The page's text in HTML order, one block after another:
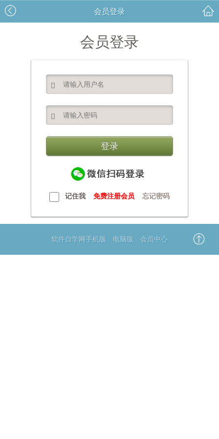
会员登录
会员登录


记住我 免费注册会员 忘记密码
软件自学网手机版 电脑版 会员中心